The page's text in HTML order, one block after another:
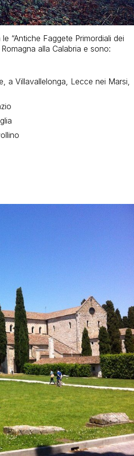
“Antiche Faggete Primordiali dei
alla Calabria e sono:
a Villavallelonga, Lecce nei Marsi,